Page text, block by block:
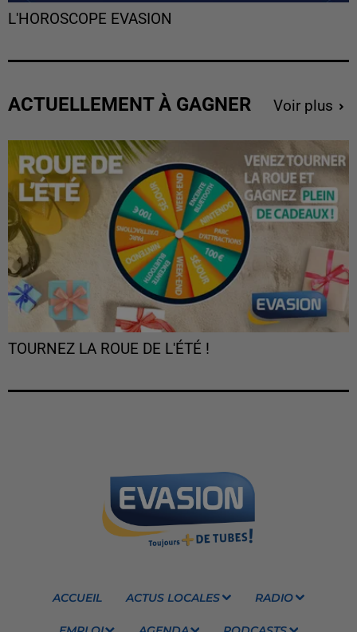
L'HOROSCOPE EVASION
ACTUELLEMENT À GAGNER Voir plus
TOURNEZ LA ROUE DE L'ÉTÉ !
ACCUEIL ACTUS LOCALES RADIO